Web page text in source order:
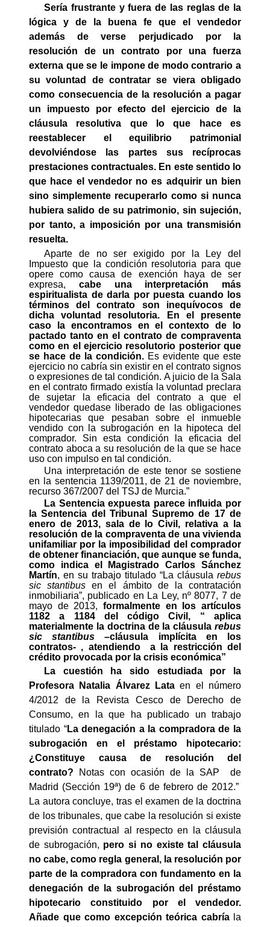
Sería frustrante y fuera de las reglas de la
lógica y de la buena fe que el vendedor
además de verse perjudicado por la
resolución de un contrato por una fuerza
externa que se le impone de modo contrario a
su voluntad de contratar se viera obligado
como consecuencia de la resolución a pagar
un impuesto por efecto del ejercicio de la
cláusula resolutiva que lo que hace es
reestablecer el equilibrio patrimonial
devolviéndose las partes sus recíprocas
prestaciones contractuales. En este sentido lo
que hace el vendedor no es adquirir un bien
sino simplemente recuperarlo como si nunca
hubiera salido de su patrimonio, sin sujeción,
por tanto, a imposición por una transmisión
resuelta.
Aparte de no ser exigido por la Ley del
Impuesto que la condición resolutoria para que
opere como causa de exención haya de ser
expresa, cabe una interpretación más
espiritualista de darla por puesta cuando los
términos del contrato son inequívocos de
dicha voluntad resolutoria. En el presente
caso la encontramos en el contexto de lo
pactado tanto en el contrato de compraventa
como en el ejercicio resolutorio posterior que
se hace de la condición. Es evidente que este
ejercicio no cabría sin existir en el contrato signos
o expresiones de tal condición. A juicio de la Sala
en el contrato firmado existía la voluntad preclara
de sujetar la eficacia del contrato a que el
vendedor quedase liberado de las obligaciones
hipotecarias que pesaban sobre el inmueble
vendido con la subrogación en la hipoteca del
comprador. Sin esta condición la eficacia del
contrato aboca a su resolución de la que se hace
uso con impulso en tal condición.
Una interpretación de este tenor se sostiene
en la sentencia 1139/2011, de 21 de noviembre,
recurso 367/2007 del TSJ de Murcia.”
La Sentencia expuesta parece influida por
la Sentencia del Tribunal Supremo de 17 de
enero de 2013, sala de lo Civil, relativa a la
resolución de la compraventa de una vivienda
unifamiliar por la imposibilidad del comprador
de obtener financiación, que aunque se funda,
como indica el Magistrado Carlos Sánchez
Martín, en su trabajo titulado “La cláusula rebus
sic stantibusen el ámbito de la contratación
inmobiliaria”, publicado en La Ley, nº 8077, 7 de
mayo de 2013, formalmente en los artículos
1182 a 1184 del código Civil, “ aplica
materialmente la doctrina de la cláusula rebus
sic stantibus –cláusula implícita en los
contratos- , atendiendo
a la restricción del
crédito provocada por la crisis económica”
La cuestión ha sido estudiada por la
Profesora Natalia Álvarez Lata en el número
4/2012 de la Revista Cesco de Derecho de
Consumo, en la que ha publicado un trabajo
titulado “La denegación a la compradora de la
subrogación en el préstamo hipotecario:
¿Constituye causa de resolución del
contrato? Notas con ocasión de la SAP
de
Madrid (Sección 19ª) de 6 de febrero de 2012.”
La autora concluye, tras el examen de la doctrina
de los tribunales, que cabe la resolución si existe
previsión contractual al respecto en la cláusula
de subrogación, pero si no existe tal cláusula
no cabe, como regla general, la resolución por
parte de la compradora con fundamento en la
denegación de la subrogación del préstamo
hipotecario constituido por el vendedor.
Añade que como excepción teórica cabríala